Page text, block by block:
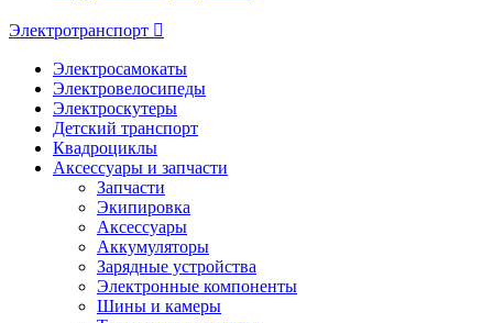
Электротранспорт
Электросамокаты
Электровелосипеды
Электроскутеры
Детский транспорт
Квадроциклы
Аксессуары и запчасти
Запчасти
Экипировка
Аксессуары
Аккумуляторы
Зарядные устройства
Электронные компоненты
Шины и камеры